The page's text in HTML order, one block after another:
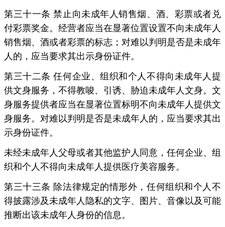
第三十一条 禁止向未成年人销售烟、酒、彩票或者兑
付彩票奖金。经营者应当在显著位置设置不向未成年人
销售烟、酒或者彩票的标志；对难以判明是否是未成年
人的，应当要求其出示身份证件。
第三十二条 任何企业、组织和个人不得向未成年人提
供文身服务，不得教唆、引诱、胁迫未成年人文身。文
身服务提供者应当在显著位置标明不向未成年人提供文
身服务。对难以判明是否是未成年人的，应当要求其出
示身份证件。
未经未成年人父母或者其他监护人同意，任何企业、组
织和个人不得向未成年人提供医疗美容服务。
第三十三条 除法律规定的情形外，任何组织和个人不
得披露涉及未成年人隐私的文字、图片、音像以及可能
推断出该未成年人身份的信息。